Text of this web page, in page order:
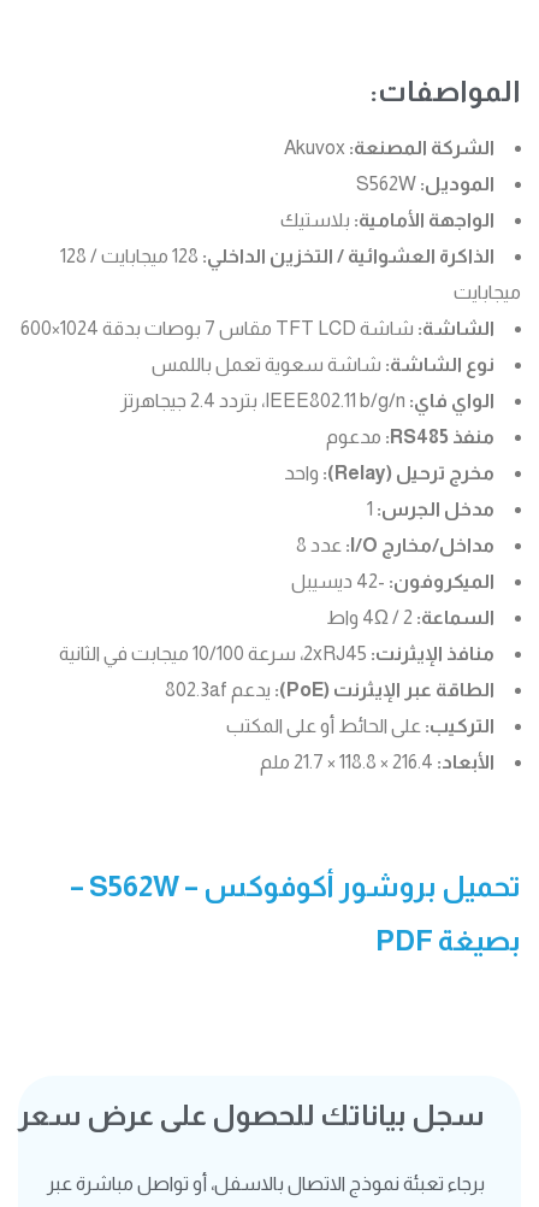
المواصفات:
الشركة المصنعة:
الموديل:
الواجهة الأمامية: بلاستيك
الذاكرة العشوائية / التخزين الداخلي:
128 ميجابايت / 128
ميجابايت
الشاشة: شاشة TFT LCD مقاس 7 بوصات بدقة 1024×600
نوع الشاشة: شاشة سعوية تعمل باللمس
الواي فاي:
منفذ RS485:
مدعوم
مخرج ترحيل (Relay):
واحد
مدخل الجرس:
مداخل/مخارج I/O:
عدد 8
الميكروفون: -42 ديسيبل
السماعة:
منافذ الإيثرنت:
الطاقة عبر الإيثرنت (PoE):
يدعم 802.3af
التركيب: على الحائط أو على المكتب
الأبعاد:
تحميل بروشور أكوفوكس – S562W
–
بصيغة PDF
سجل بياناتك للحصول على عرض سعر
برجاء تعبئة نموذج الاتصال بالاسفل، أو تواصل مباشرة عبر